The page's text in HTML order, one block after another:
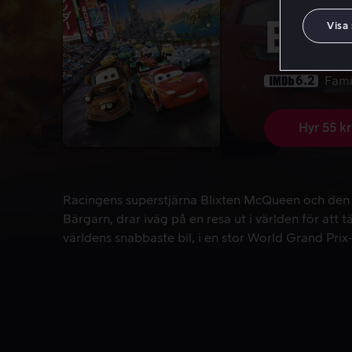
6.2
Hyr 55 kr
Racingens superstjärna Blixten McQueen och
Racingens superstjärna Blixten McQueen och
Bärgarn, drar iväg på en resa ut i världen för att
världens snabbaste bil, i en stor World Grand
Visa